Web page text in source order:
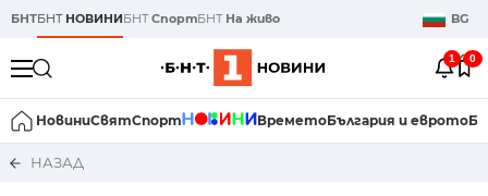
БНТБНТ НОВИНИБНТСпортБНТ На живо BG
1 0
НовиниСвятСпорт ВреметоБългария и еврото
НАЗАД